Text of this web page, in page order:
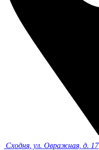
Сходня, ул. Овражная, д. 17